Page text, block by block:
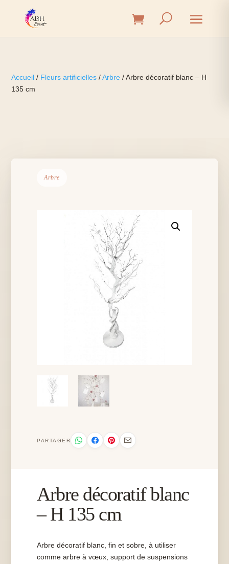
Accueil / Fleurs artificielles /Arbre / Arbre décoratif blanc – H
135 cm
Arbre
PARTAGER
Arbre décoratif blanc
– H 135 cm
Arbre décoratif blanc, fin et sobre, à utiliser
comme arbre à vœux, support de suspensions